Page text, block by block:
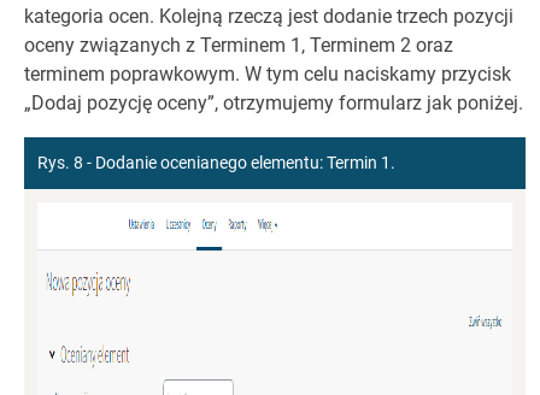
kategoria ocen. Kolejną rzeczą jest dodanie trzech pozycji
oceny związanych z Terminem 1, Terminem 2 oraz
terminem poprawkowym. W tym celu naciskamy przycisk
„Dodaj pozycję oceny”, otrzymujemy formularz jak poniżej.
Rys. 8 - Dodanie ocenianego elementu: Termin 1.